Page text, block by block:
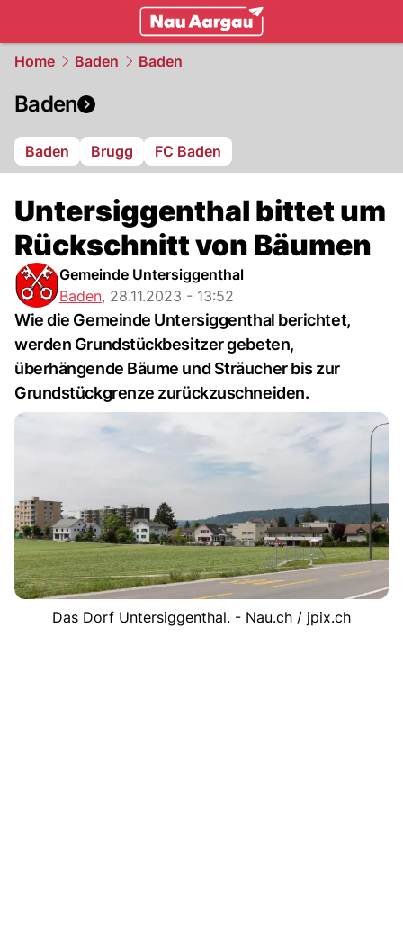
Home Baden Baden
Baden
Baden Brugg FC Baden
Untersiggenthal bittet um
Rückschnitt von Bäumen
Gemeinde Untersiggenthal
Baden, 28.11.2023 - 13:52
Wie die Gemeinde Untersiggenthal berichtet,
werden Grundstückbesitzer gebeten,
überhängende Bäume und Sträucher bis zur
Grundstückgrenze zurückzuschneiden.
Das Dorf Untersiggenthal. - Nau.ch / jpix.ch